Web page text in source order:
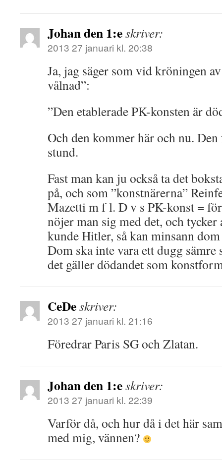
Johan den 1:eskriver:
2013 27 januari kl. 20:38
Ja, jag säger som vid kröningen
vålnad”:
”Den etablerade PK-konsten är
Och den kommer här och nu.
stund.
Fast man kan ju också ta det
på, och som ”konstnärerna”
Mazetti m f l. D v s PK-konst =
nöjer man sig med det, och
kunde Hitler, så kan minsann
Dom ska inte vara ett dugg sämre
det gäller dödandet som
CeDeskriver:
2013 27 januari kl. 21:16
Föredrar Paris SG och Zlatan.
Johan den 1:eskriver:
2013 27 januari kl. 22:39
Varför då, och hur då i det här
med mig, vännen?